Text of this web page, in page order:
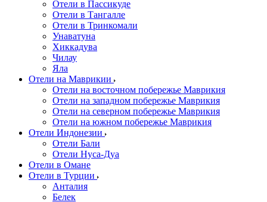
Отели в Пассикуде
Отели в Тангалле
Отели в Тринкомали
Унаватуна
Хиккадува
Чилау
Яла
Отели на Маврикии
Отели на восточном побережье Маврикия
Отели на западном побережье Маврикия
Отели на северном побережье Маврикия
Отели на южном побережье Маврикия
Отели Индонезии
Отели Бали
Отели Нуса-Дуа
Отели в Омане
Отели в Турции
Анталия
Белек